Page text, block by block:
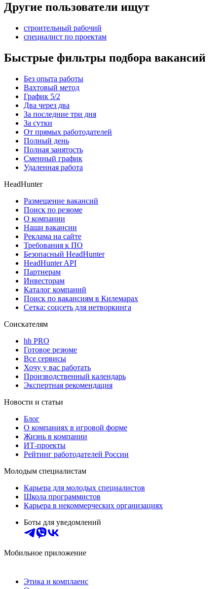
Другие пользователи ищут
строительный рабочий
специалист по проектам
Быстрые фильтры подбора вакансий
Без опыта работы
Вахтовый метод
График 5/2
Два через два
За последние три дня
За сутки
От прямых работодателей
Полный день
Полная занятость
Сменный график
Удаленная работа
HeadHunter
Размещение вакансий
Поиск по резюме
О компании
Наши вакансии
Реклама на сайте
Требования к ПО
Безопасный HeadHunter
HeadHunter API
Партнерам
Инвесторам
Каталог компаний
Поиск по вакансиям в Килемарах
Сетка: соцсеть для нетворкинга
Соискателям
hh PRO
Готовое резюме
Все сервисы
Хочу у вас работать
Производственный календарь
Экспертная рекомендация
Новости и статьи
Блог
О компаниях в игровой форме
Жизнь в компании
ИТ-проекты
Рейтинг работодателей России
Молодым специалистам
Карьера для молодых специалистов
Школа программистов
Карьера в некоммерческих организациях
Боты для уведомлений
Мобильное приложение
Этика и комплаенс